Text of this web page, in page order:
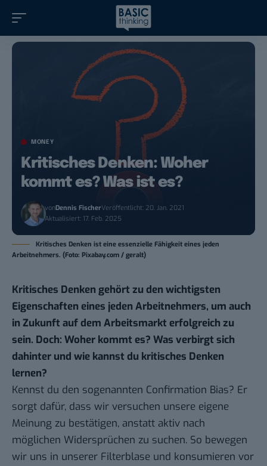
MONEY
Kritisches Denken: Woher
kommt es? Was ist es?
vonDennis FischerVeröffentlicht: 20. Jan. 2021
Aktualisiert: 17. Feb. 2025
Kritisches Denken ist eine essenzielle Fähigkeit eines jeden
Arbeitnehmers. (Foto: Pixabay.com / geralt)
Kritisches Denken gehört zu den wichtigsten
Eigenschaften eines jeden Arbeitnehmers, um auch
in Zukunft auf dem Arbeitsmarkt erfolgreich zu
sein. Doch: Woher kommt es? Was verbirgt sich
dahinter und wie kannst du kritisches Denken
lernen?
Kennst du den sogenannten Confirmation Bias? Er
sorgt dafür, dass wir versuchen unsere eigene
Meinung zu bestätigen, anstatt aktiv nach
möglichen Widersprüchen zu suchen. So bewegen
wir uns in unserer Filterblase und konsumieren vor